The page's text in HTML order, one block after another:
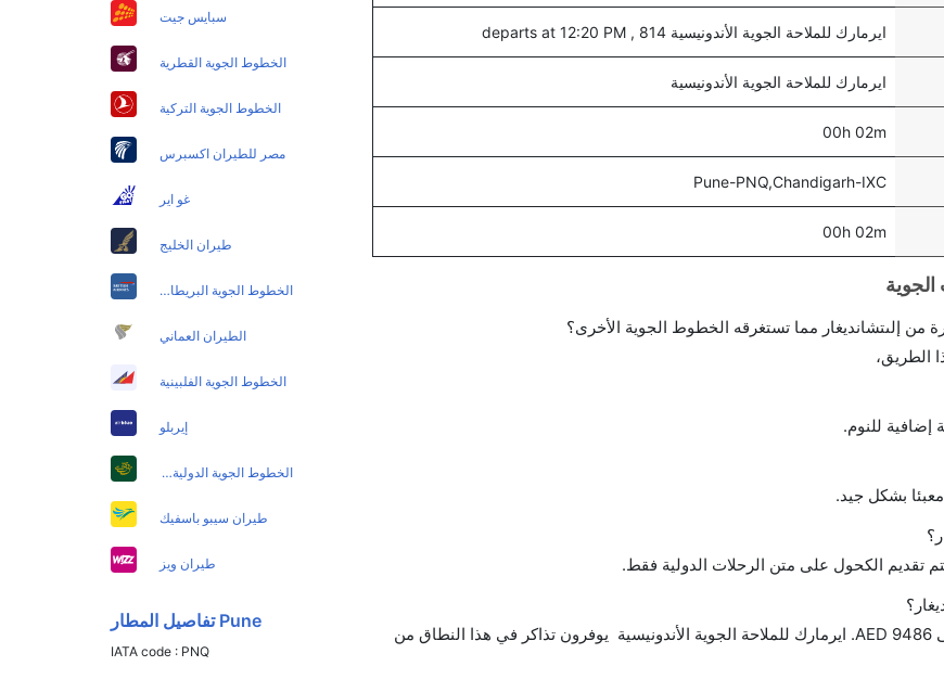
ايرمارك للملاحة الجوية الأندونيسية 814 , departs at 12:20 PM
ايرمارك للملاحة الجوية الأندونيسية
00h 02m
Pune-PNQ,Chandigarh-IXC
00h 02m
للنوم.
بشكل جيد.
تقديم الكحول على متن الرحلات الدولية فقط.
تتراوح أسعار رحلة الدرجة الاقتصادية من AED 344 إلى AED 9486. ايرمارك للملاحة الجوية الأندونيسية يوفرون تذاكر في هذا النطاق من
سبايس جيت
الخطوط الجوية القطرية
الخطوط الجوية التركية
مصر للطيران اكسبرس
غو اير
طيران الخليج
الخطوط الجوية البريطانية
الطيران العماني
الخطوط الجوية الفلبينية
إيربلو
الخطوط الجوية الدولية الباكستانية
طيران سيبو باسفيك
طيران ويز
Pune تفاصيل المطار
IATA code : PNQ